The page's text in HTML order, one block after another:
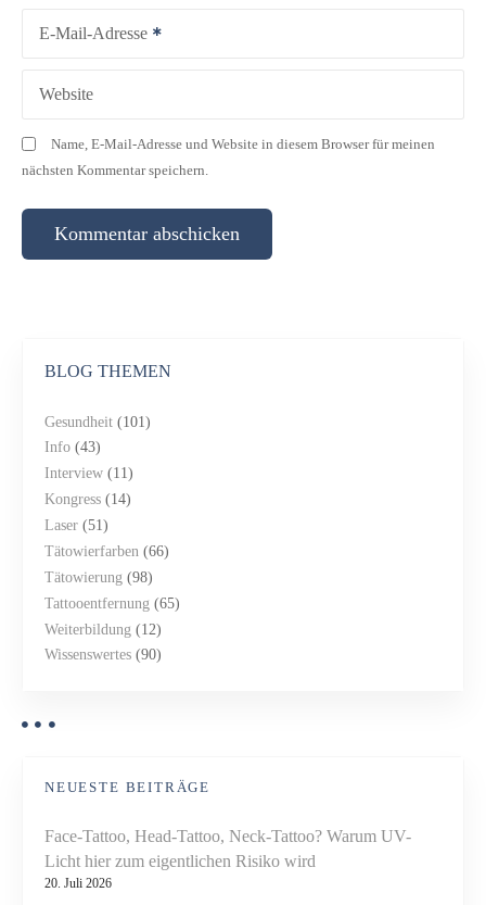
E-Mail-Adresse
Website
Name, E-Mail-Adresse und Website in diesem Browser für meinen
nächsten Kommentar speichern.
BLOG THEMEN
Gesundheit (101)
Info (43)
Interview (11)
Kongress (14)
Laser (51)
Tätowierfarben (66)
Tätowierung (98)
Tattooentfernung (65)
Weiterbildung (12)
Wissenswertes (90)
NEUESTE BEITRÄGE
Face-Tattoo, Head-Tattoo, Neck-Tattoo? Warum UV-
Licht hier zum eigentlichen Risiko wird
20. Juli 2026